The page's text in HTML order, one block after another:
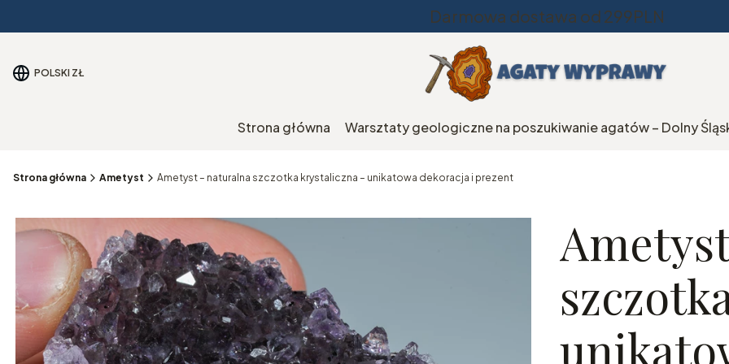
Darmowa dostawa od 299PLN
POLSKI ZŁ
Strona główna Warsztaty geologiczne na poszukiwanie agatów – Dolny
Strona główna Ametyst Ametyst – naturalna szczotka krystaliczna – unikatowa dekoracja i prezent